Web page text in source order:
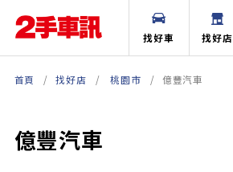
找好車 找好店
首頁 找好店 桃園市 億豐汽車
億豐汽車